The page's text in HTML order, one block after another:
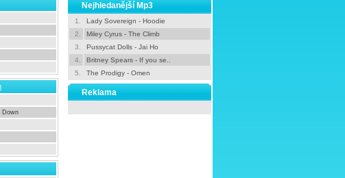
Down
Nejhledanější Mp3
1.
Lady Sovereign - Hoodie
2.
Miley Cyrus - The Climb
3.
Pussycat Dolls - Jai Ho
4.
Britney Spears - If you se..
5.
The Prodigy - Omen
Reklama